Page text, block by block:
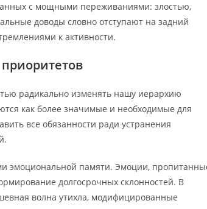
с мощными переживаниями: злостью,
доводы словно отступают на задний
к активности.
радикально изменять нашу иерархию
как более значимые и необходимые для
все обязанности ради устранения
эмоциональной памяти. Эмоции,
долгосрочных склонностей. В
волна утихла, модифицированные